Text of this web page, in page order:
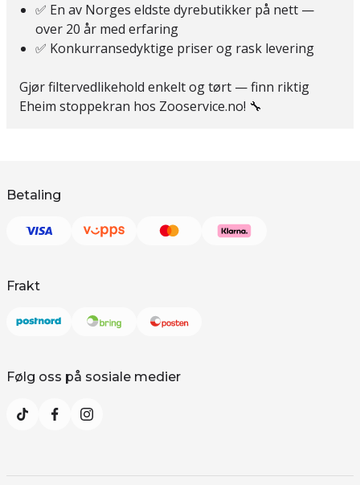
✅ En av Norges eldste dyrebutikker på nett —
over 20 år med erfaring
✅ Konkurransedyktige priser og rask levering
Gjør filtervedlikehold enkelt og tørt — finn riktig
Eheim stoppekran hos Zooservice.no! 🔧
Betaling
Frakt
Følg oss på sosiale medier